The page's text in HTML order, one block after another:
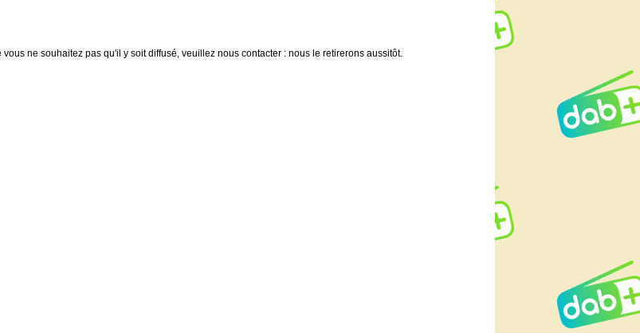
ne souhaitez pas qu'il y soit diffusé, veuillez nous contacter : nous le retirerons aussitôt.